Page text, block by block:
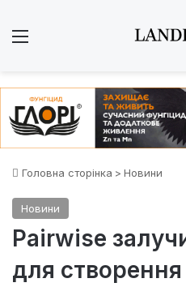
Головна сторінка > Новини
Новини
Pairwise
для